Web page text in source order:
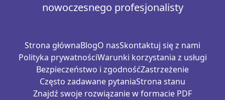
nowoczesnego profesjonalisty
Strona głównaBlogO nasSkontaktuj się z nami
Polityka prywatnościWarunki korzystania z usługi
Bezpieczeństwo i zgodnośćZastrzeżenie
Często zadawane pytaniaStrona stanu
Znajdź swoje rozwiązanie w formacie PDF